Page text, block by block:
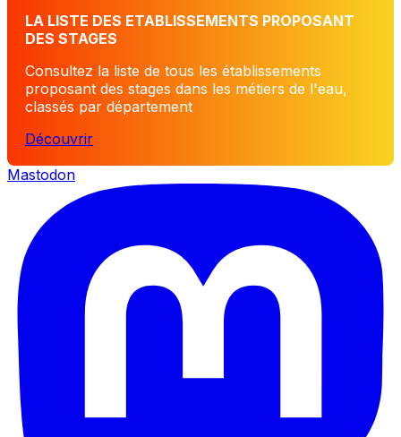
LA LISTE DES ETABLISSEMENTS PROPOSANT
DES STAGES
Consultez la liste de tous les établissements
proposant des stages dans les métiers de l'eau,
classés par département
Découvrir
Mastodon